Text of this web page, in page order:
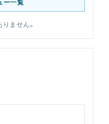
ー一覧
ません。